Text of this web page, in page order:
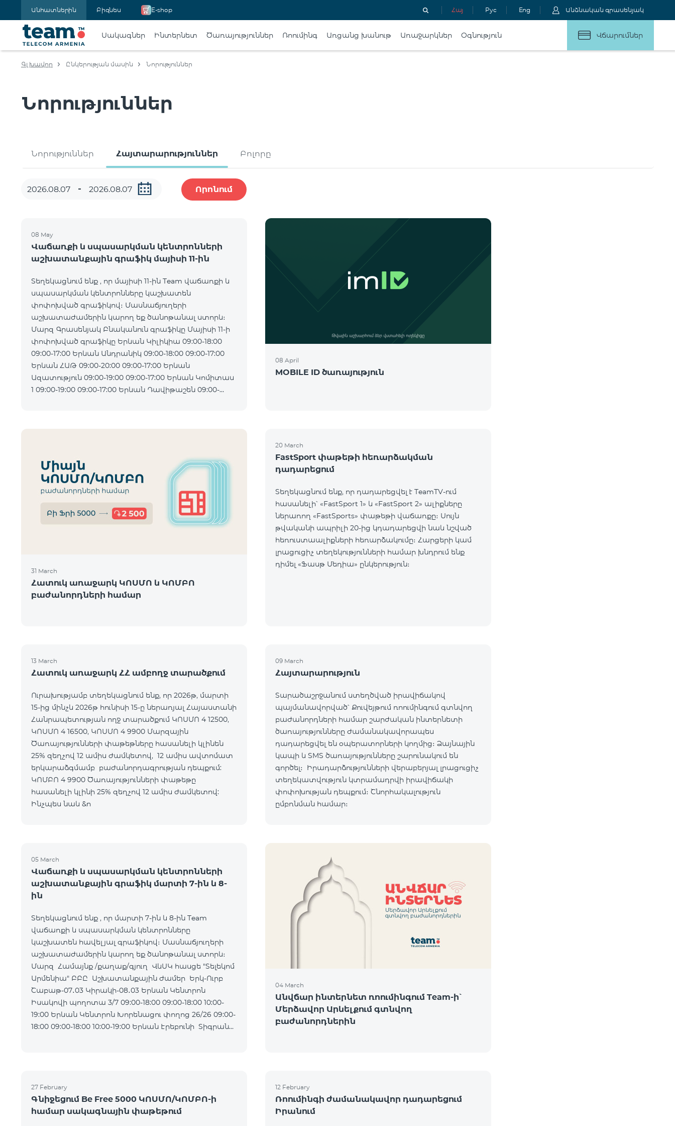
Անհատներին Բիզնես E-shop Հայ Рус Eng Անձնական գրասենյակ
Սակագներ Ինտերնետ Ծառայություններ Ռոումինգ Առցանց խանութ Առաջարկներ Օգնություն Վճարումներ
Գլխավոր Ընկերության մասին Նորություններ
Նորություններ
Նորություններ Հայտարարություններ Բոլորը
Որոնում
08 May
Վաճառքի և սպասարկման կենտրոնների
աշխատանքային գրաֆիկ մայիսի 11-ին
Տեղեկացնում ենք , որ մայիսի 11-ին Team վաճառքի և
սպասարկման կենտրոնները կաշխատեն
փոփոխված գրաֆիկով։ Մասնաճյուղերի
աշխատաժամերին կարող եք ծանոթանալ ստորև։
Մարզ Գրասենյակ Բնականուն գրաֆիկը Մայիսի 11-ի
փոփոխված գրաֆիկը Երևան Կիլիկիա 09:00-18:00
09:00-17:00 Երևան Անդրանիկ 09:00-18:00 09:00-17:00
Երևան ՀԱԹ 09:00-20:00 09:00-17:00 Երևան
Ազատություն 09:00-19:00 09:00-17:00 Երևան Կոմիտաս
1 09:00-19:00 09:00-17:00 Երևան Դավիթաշեն 09:00-
08 April
MOBILE ID ծառայություն
31 March
Հատուկ առաջարկ ԿՈՍՄՈ և ԿՈՄԲՈ
բաժանորդների համար
20 March
FastSport փաթեթի հեռարձակման
դադարեցում
Տեղեկացնում ենք, որ դադարեցվել է TeamTV-ում
հասանելի՝ «FastSport 1» և «FastSport 2» ալիքները
ներառող «FastSports» փաթեթի վաճառքը։ Սույն
թվականի ապրիլի 20-ից կդադարեցվի նաև նշված
հեռուստաալիքների հեռարձակումը։ Հարցերի կամ
լրացուցիչ տեղեկությունների համար խնդրում ենք
դիմել «Ֆասթ Մեդիա» ընկերություն։
13 March
Հատուկ առաջարկ ՀՀ ամբողջ տարածքում
Ուրախությամբ տեղեկացնում ենք, որ 2026թ, մարտի
15-ից մինչև 2026թ հունիսի 15-ը ներառյալ Հայաստանի
Հանրապետության ողջ տարածքում ԿՈՍՄՈ 4 12500,
ԿՈՍՄՈ 4 16500, ԿՈՍՄՈ 4 9900 Մարզային
Ծառայությունների փաթեթները հասանելի կլինեն
25% զեղչով 12 ամիս ժամկետով, 12 ամիս ավտոմատ
երկարաձգմամբ բաժանորդագրության դեպքում:
ԿՈՄԲՈ 4 9900 Ծառայությունների փաթեթը
հասանելի կլինի 25% զեղչով 12 ամիս ժամկետով:
Ինչպես նաև &n
09 March
Հայտարարություն
Տարածաշրջանում ստեղծված իրավիճակով
պայմանավորված՝ Քուվեյթում ռոումինգում գտնվող
բաժանորդների համար շարժական ինտերնետի
ծառայությունները ժամանակավորապես
դադարեցվել են օպերատորների կողմից։ Ձայնային
կապի և SMS ծառայությունները շարունակում են
գործել։ Իրադարձությունների վերաբերյալ լրացուցիչ
տեղեկատվություն կտրամադրվի իրավիճակի
փոփոխության դեպքում։ Շնորհակալություն
ըմբռնման համար։
05 March
Վաճառքի և սպասարկման կենտրոնների
աշխատանքային գրաֆիկ մարտի 7-ին և 8-
ին
Տեղեկացնում ենք , որ մարտի 7-ին և 8-ին Team
վաճառքի և սպասարկման կենտրոնները
կաշխատեն հավելյալ գրաֆիկով։ Մասնաճյուղերի
աշխատաժամերին կարող եք ծանոթանալ ստորև։
Մարզ Համայնք /քաղաք/գյուղ ՎևՍԿ հասցե "Տելեկոմ
Արմենիա" ԲԲԸ Աշխատանքային ժամեր Երկ-Ուրբ
Շաբաթ-07․03 Կիրակի-08․03 Երևան Կենտրոն
Իսակովի պողոտա 3/7 09:00-18:00 09:00-18:00 10:00-
19:00 Երևան Կենտրոն Խորենացու փողոց 26/26 09:00-
18:00 09:00-18:00 10:00-19:00 Երևան Էրեբունի Տիգրան
04 March
Անվճար ինտերնետ ռոումինգում Team-ի՝
Մերձավոր Արևելքում գտնվող
բաժանորդներին
27 February
Գնիջեցում Be Free 5000 ԿՈՍՄՈ/ԿՈՄԲՈ-ի
համար սակագնային փաթեթում
12 February
Ռոումինգի ժամանակավոր դադարեցում
Իրանում